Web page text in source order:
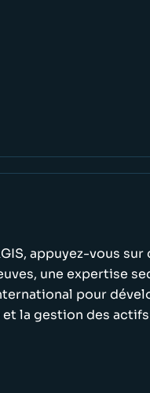
appuyez-vous sur
une expertise
pour
la gestion des